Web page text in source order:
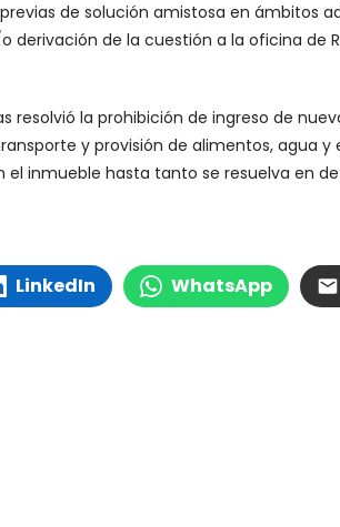
de solución amistosa en ámbitos
derivación de la cuestión a la oficina de
resolvió la prohibición de ingreso de
y provisión de alimentos, agua
inmueble hasta tanto se resuelva en
LinkedIn WhatsApp